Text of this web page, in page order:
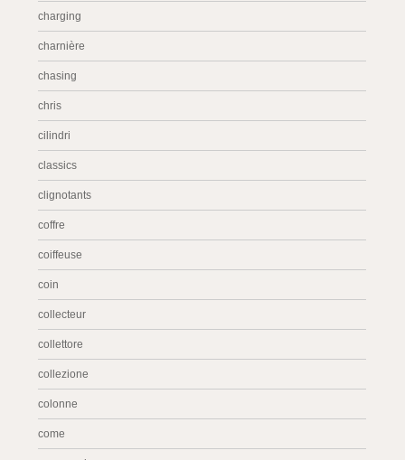
charging
charnière
chasing
chris
cilindri
classics
clignotants
coffre
coiffeuse
coin
collecteur
collettore
collezione
colonne
come